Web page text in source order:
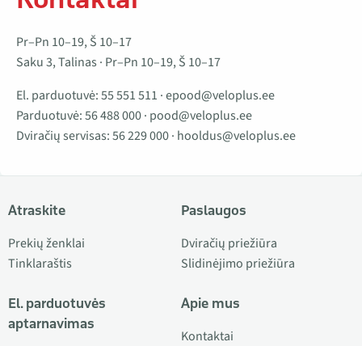
Pr–Pn 10–19, Š 10–17
Saku 3, Talinas · Pr–Pn 10–19, Š 10–17
El. parduotuvė:55 551 511 ·epood@veloplus.ee
Parduotuvė:56 488 000· pood@veloplus.ee
Dviračių servisas:56 229 000· hooldus@veloplus.ee
Atraskite
Prekių ženklai
Tinklaraštis
El. parduotuvės
aptarnavimas
Paslaugos
Dviračių priežiūra
Slidinėjimo priežiūra
Apie mus
Kontaktai